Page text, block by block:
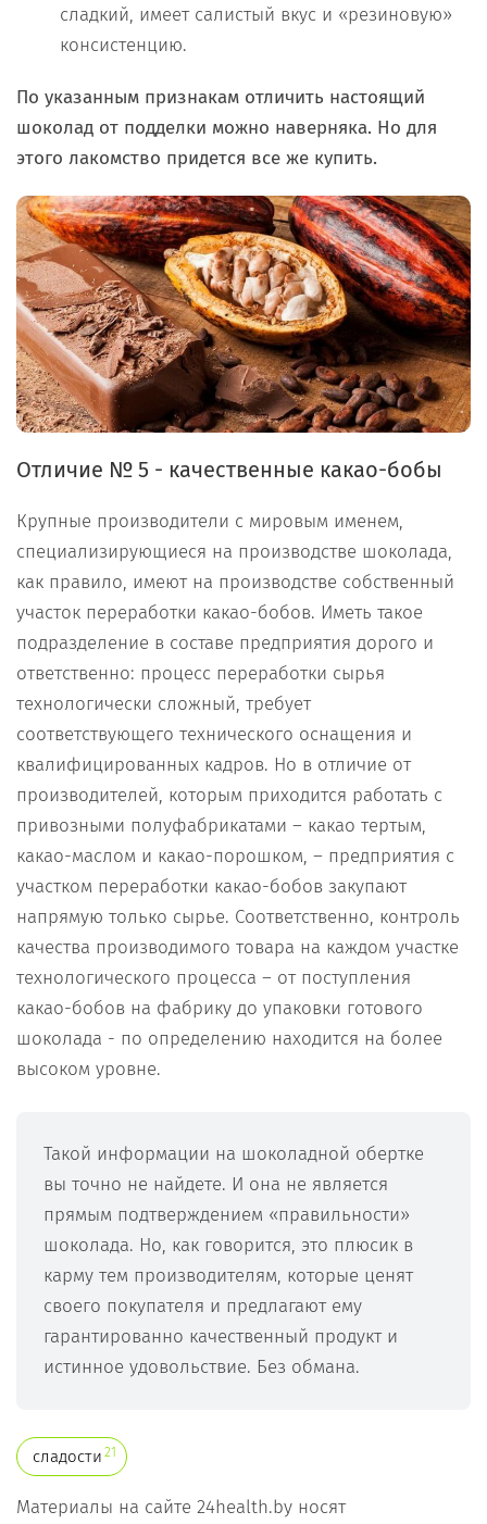
сладкий, имеет салистый вкус и «резиновую»
консистенцию.
По указанным признакам отличить настоящий
шоколад от подделки можно наверняка. Но для
этого лакомство придется все же купить.
Отличие № 5 - качественные какао-бобы
Крупные производители с мировым именем,
специализирующиеся на производстве шоколада,
как правило, имеют на производстве собственный
участок переработки какао-бобов. Иметь такое
подразделение в составе предприятия дорого и
ответственно: процесс переработки сырья
технологически сложный, требует
соответствующего технического оснащения и
квалифицированных кадров. Но в отличие от
производителей, которым приходится работать с
привозными полуфабрикатами – какао тертым,
какао-маслом и какао-порошком, – предприятия с
участком переработки какао-бобов закупают
напрямую только сырье. Соответственно, контроль
качества производимого товара на каждом участке
технологического процесса – от поступления
какао-бобов на фабрику до упаковки готового
шоколада - по определению находится на более
высоком уровне.
Такой информации на шоколадной обертке
вы точно не найдете. И она не является
прямым подтверждением «правильности»
шоколада. Но, как говорится, это плюсик в
карму тем производителям, которые ценят
своего покупателя и предлагают ему
гарантированно качественный продукт и
истинное удовольствие. Без обмана.
сладости 21
Материалы на сайте 24health.by носят